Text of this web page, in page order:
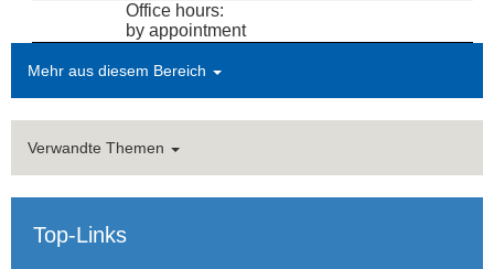
Inga Buschmann (Team Assistant)
Research Assistants
Paul Treiber
Farah Tohme
Office hours:
by appointment
Mehr aus diesem Bereich
Verwandte Themen
Top-Links